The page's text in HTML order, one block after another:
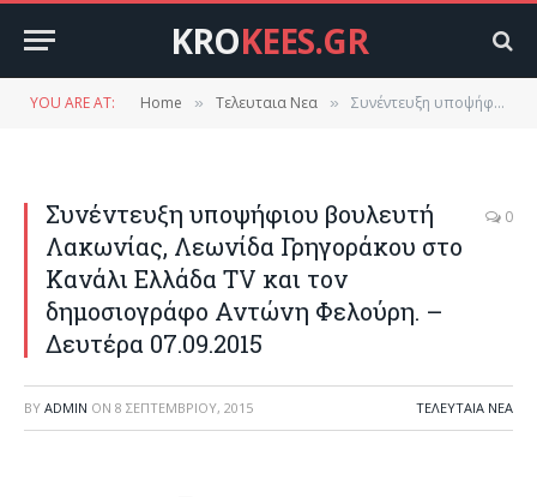
KROKEES.GR
YOU ARE AT: Home » Τελευταια Νεα » Συνέντευξη υποψήφιου βουλευτή Λακωνίας, Λεωνίδα Γρηγοράκου στο Κανάλι Ελλάδα TV και τον δημοσιογράφο Αντώνη Φελούρη. – Δευτέρα 07.09.2015
Συνέντευξη υποψήφιου βουλευτή
Λακωνίας, Λεωνίδα Γρηγοράκου στο
Κανάλι Ελλάδα TV και τον
δημοσιογράφο Αντώνη Φελούρη. –
Δευτέρα 07.09.2015
0
BY ADMIN ON 8 ΣΕΠΤΕΜΒΡΊΟΥ, 2015 ΤΕΛΕΥΤΑΙΑ ΝΕΑ